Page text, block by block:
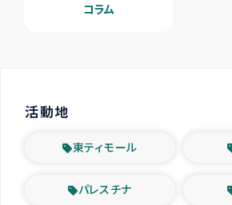
コラム
活動地
東ティモール
パレスチナ